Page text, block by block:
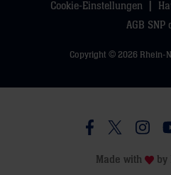
Cookie-Einstellungen
AGB SNP
Copyright © 2026 Rhein-
Besucht uns
Besucht
Made with by